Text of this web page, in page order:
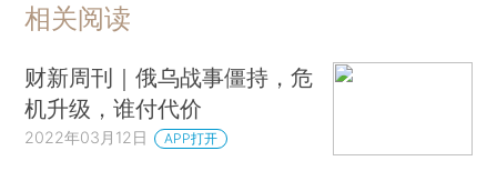
相关阅读
财新周刊｜俄乌战事僵持，危
机升级，谁付代价
2022年03月12日 APP打开